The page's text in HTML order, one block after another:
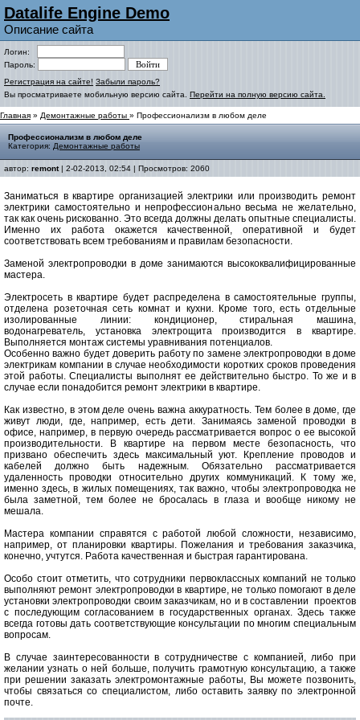
Datalife Engine Demo
Описание сайта
Логин:
Пароль:
Регистрация на сайте! Забыли пароль?
Вы просматриваете мобильную версию сайта. Перейти на полную версию сайта.
Главная » Демонтажные работы » Профессионализм в любом деле
Профессионализм в любом деле
Категория: Демонтажные работы
автор: remont| 2-02-2013, 02:54 | Просмотров: 2060
Заниматься в квартире организацией электрики или производить ремонт
электрики самостоятельно и непрофессионально весьма не желательно,
так как очень рискованно. Это всегда должны делать опытные специалисты.
Именно их работа окажется качественной, оперативной и будет
соответствовать всем требованиям и правилам безопасности.
Заменой электропроводки в доме занимаются высококвалифицированные
мастера.
Электросеть в квартире будет распределена в самостоятельные группы,
отделена розеточная сеть комнат и кухни. Кроме того, есть отдельные
изолированные линии: кондиционер, стиральная машина,
водонагреватель, установка электрощита производится в квартире.
Выполняется монтаж системы уравнивания потенциалов.
Особенно важно будет доверить работу по замене электропроводки в доме
электрикам компании в случае необходимости коротких сроков проведения
этой работы. Специалисты выполнят ее действительно быстро. То же и в
случае если понадобится ремонт электрики в квартире.
Как известно, в этом деле очень важна аккуратность. Тем более в доме, где
живут люди, где, например, есть дети. Занимаясь заменой проводки в
офисе, например, в первую очередь рассматривается вопрос о ее высокой
производительности. В квартире на первом месте безопасность, что
призвано обеспечить здесь максимальный уют. Крепление проводов и
кабелей должно быть надежным. Обязательно рассматривается
удаленность проводки относительно других коммуникаций. К тому же,
именно здесь, в жилых помещениях, так важно, чтобы электропроводка не
была заметной, тем более не бросалась в глаза и вообще никому не
мешала.
Мастера компании справятся с работой любой сложности, независимо,
например, от планировки квартиры. Пожелания и требования заказчика,
конечно, учтутся. Работа качественная и быстрая гарантирована.
Особо стоит отметить, что сотрудники первоклассных компаний не только
выполняют ремонт электропроводки в квартире, не только помогают в деле
установки электропроводки своим заказчикам, но и в составлении проектов
с последующим согласованием в государственных органах. Здесь также
всегда готовы дать соответствующие консультации по многим специальным
вопросам.
В случае заинтересованности в сотрудничестве с компанией, либо при
желании узнать о ней больше, получить грамотную консультацию, а также
при решении заказать электромонтажные работы, Вы можете позвонить,
чтобы связаться со специалистом, либо оставить заявку по электронной
почте.